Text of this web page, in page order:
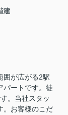
建
囲が広がる2駅
パートです。徒
。当社スタッ
。お客様のこだ